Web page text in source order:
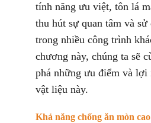
tính năng ưu việt, tôn lá
thu hút sự quan tâm và sử
trong nhiều công trình
chương này, chúng ta sẽ
phá những ưu điểm và
vật liệu này.
Khả năng chống ăn mòn